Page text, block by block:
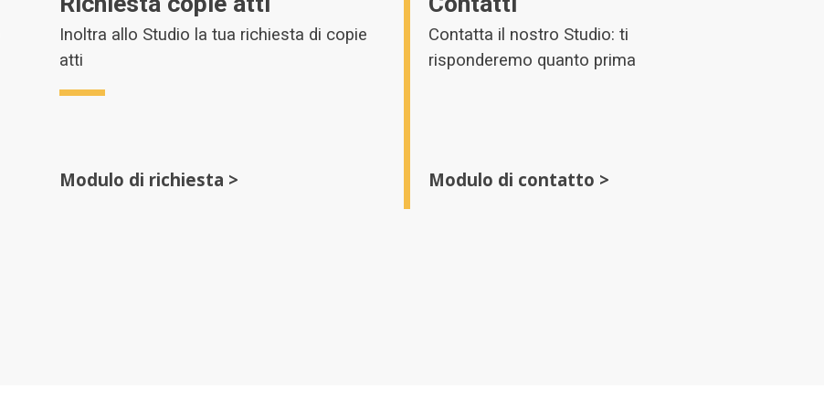
Inoltra allo Studio la tua richiesta di copie
atti
Contatta il nostro Studio: ti
risponderemo quanto prima
Modulo di contatto >
Modulo di richiesta >